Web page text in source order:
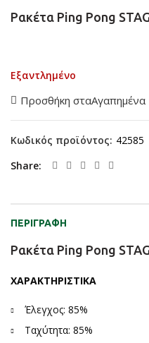
Ρακέτα Ping Pong
Εξαντλημένο
Προσθήκη σταΑγαπημένα
Κωδικός προϊόντος: 42585
Share
ΠΕΡΙΓΡΑΦΉ
Ρακέτα Ping Pong
ΧΑΡΑΚΤΗΡΙΣΤΙΚΑ
Έλεγχος: 85%
Ταχύτητα: 85%